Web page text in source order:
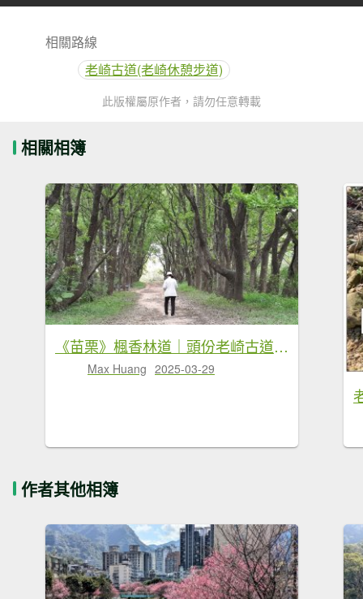
相關路線
老崎古道(老崎休憩步道)
此版權屬原作者，請勿任意轉載
相關相簿
《苗栗》楓香林道｜頭份老崎古道（後花園步道）20250329
Max Huang 2025-03-29
作者其他相簿